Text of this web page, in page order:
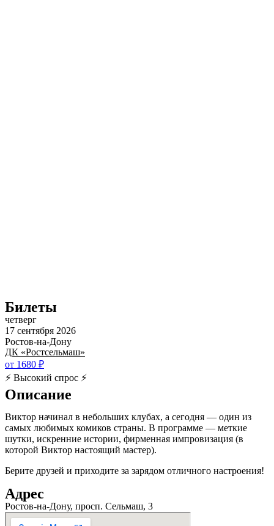
Билеты
четверг
17 сентября 2026
Ростов-на-Дону
ДК «Ростсельмаш»
от 1680 ₽
⚡ Высокий спрос ⚡
Описание
Виктор начинал в небольших клубах, а сегодня — один из
самых любимых комиков страны. В программе — меткие
шутки, искренние истории, фирменная импровизация (в
которой Виктор настоящий мастер).
Берите друзей и приходите за зарядом отличного настроения!
Адрес
Ростов-на-Дону, просп. Сельмаш, 3